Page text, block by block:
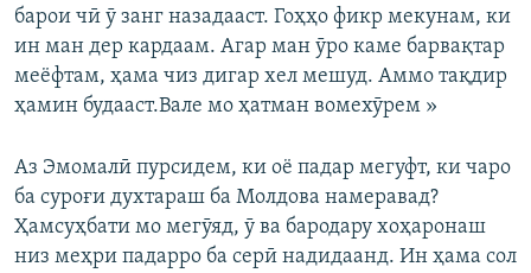
барои чӣ ӯ занг назадааст. Гоҳҳо фикр мекунам, ки
ин ман дер кардаам. Агар ман ӯро каме барвақтар
меёфтам, ҳама чиз дигар хел мешуд. Аммо тақдир
ҳамин будааст.Вале мо ҳатман вомехӯрем »
Аз Эмомалӣ пурсидем, ки оё падар мегуфт, ки чаро
ба суроғи духтараш ба Молдова намеравад?
Ҳамсуҳбати мо мегӯяд, ӯ ва бародару хоҳаронаш
низ меҳри падарро ба серӣ надидаанд. Ин ҳама сол